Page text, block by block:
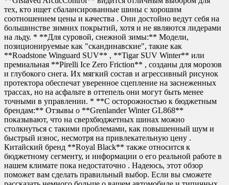
тех, кто ищет сбалансированные шины с хорошим
соотношением цены и качества . Они достойно ведут себя на
большинстве зимних покрытий, хотя и не являются лидерами
на льду. * **Для суровой, снежной зимы:** Модели,
позиционируемые как "скандинавские", такие как
**Roadstone Winguard SUV** , **Tigar SUV Winter** или
премиальная **Pirelli Ice Zero Friction** , созданы для морозов
и глубокого снега. Их мягкий состав и агрессивный рисунок
протектора обеспечат уверенное сцепление на заснеженных
трассах, но на асфальте в оттепель они могут быть менее
точными в управлении. * **С осторожностью к бюджетным
брендам:** Отзывы о **Grenlander Winter GL868**
показывают, что на сверхбюджетных шинах можно
столкнуться с такими проблемами, как повышенный шум и
быстрый износ, несмотря на привлекательную цену .
Китайский бренд **Royal Black** также относится к
бюджетному сегменту, и информации о его реальной работе в
нашем климате пока недостаточно . Надеюсь, этот обзор
поможет вам сделать правильный выбор. Если вы сможете